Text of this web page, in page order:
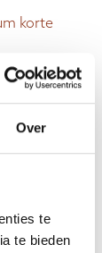
Over
te
te bieden
korte
met